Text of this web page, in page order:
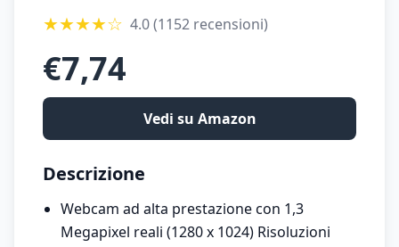
★★★★☆ 4.0(1152 recensioni)
€7,74
Vedi su Amazon
Descrizione
Webcam ad alta prestazione con 1,3
Megapixel reali (1280 x 1024) Risoluzioni